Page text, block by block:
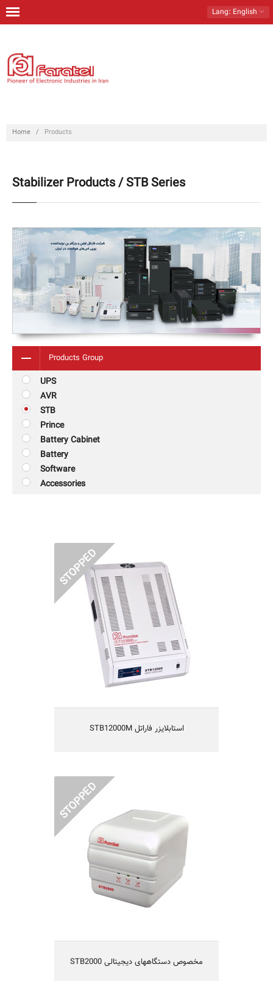
Lang: English
Products
Home / Products
Stabilizer Products / STB Series
Products Group
UPS
AVR
STB
Prince
Battery Cabinet
Battery
Software
Accessories
STB12000M استابلایزر فاراتل
• Regulation and stabilization of power
line voltage
• Protection of electrical devices against
out of range input voltages
• Audible alarm in overload condition
• Overheat protection
• Equipped with microprocessor
technology
• Equipped with load indicator
• Equipped with special connectors for
STB2000 مخصوص دستگاههای دیجیتالی
STB2000 مخصوص دستگاههای دیجیتالی
• Regulation and stabilization of power
line voltage
• Lightning, spike and surge protection
• Overheat protection
• Protection of electrical devices against
out of range input voltages
• Equipped with stabilization delay circuit
in order to protect electrical devices in